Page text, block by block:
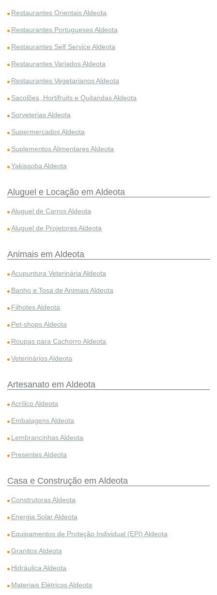
Restaurantes Orientais Aldeota
Restaurantes Portugueses Aldeota
Restaurantes Self Service Aldeota
Restaurantes Variados Aldeota
Restaurantes Vegetarianos Aldeota
Sacolões, Hortifruits e Quitandas Aldeota
Sorveterias Aldeota
Supermercados Aldeota
Suplementos Alimentares Aldeota
Yakissoba Aldeota
Aluguel e Locação em Aldeota
Aluguel de Carros Aldeota
Aluguel de Projetores Aldeota
Animais em Aldeota
Acupuntura Veterinária Aldeota
Banho e Tosa de Animais Aldeota
Filhotes Aldeota
Pet-shops Aldeota
Roupas para Cachorro Aldeota
Veterinários Aldeota
Artesanato em Aldeota
Acrílico Aldeota
Embalagens Aldeota
Lembrancinhas Aldeota
Presentes Aldeota
Casa e Construção em Aldeota
Construtoras Aldeota
Energia Solar Aldeota
Equipamentos de Proteção Individual (EPI) Aldeota
Granitos Aldeota
Hidráulica Aldeota
Materiais Elétricos Aldeota